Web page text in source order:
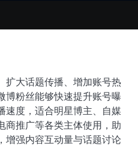
扩大话题传播、增加账号热
博粉丝能够快速提升账号曝
速度，适合明星博主、自媒
商推广等各类主体使用，助
增强内容互动量与话题讨论